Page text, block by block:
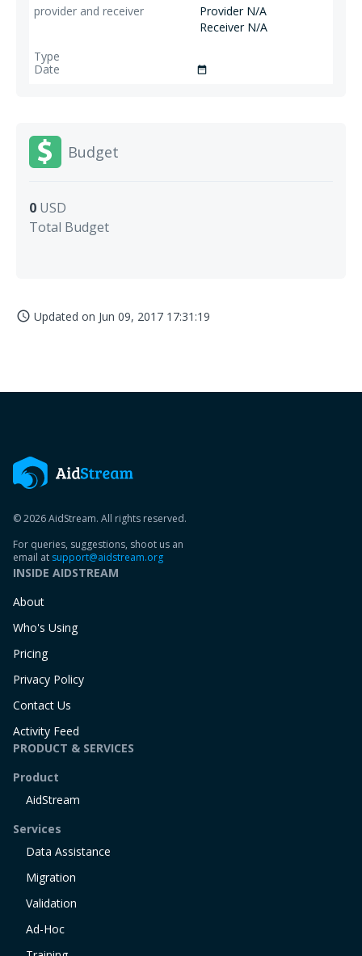
Provider N/A
Receiver N/A
date_range
Budget
0 USD
Total Budget
access_time Updated on Jun 09, 2017 17:31:19
© 2026 AidStream. All rights reserved.
For queries, suggestions, shoot us an
email at support@aidstream.org
INSIDE AIDSTREAM
About
Who's Using
Pricing
Privacy Policy
Contact Us
Activity Feed
PRODUCT & SERVICES
Product
AidStream
Services
Data Assistance
Migration
Validation
Ad-Hoc